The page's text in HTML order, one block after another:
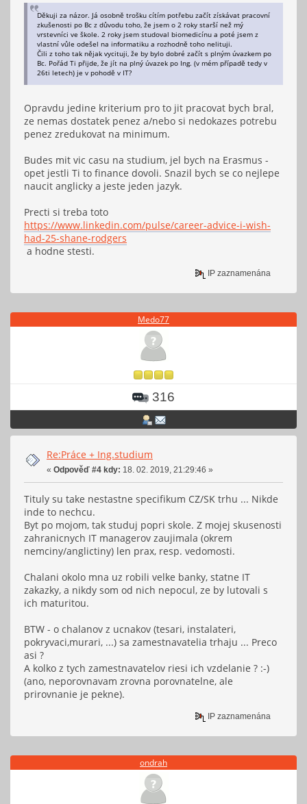
Děkuji za názor. Já osobně trošku cítím potřebu začít získávat pracovní
zkušenosti po Bc z důvodu toho, že jsem o 2 roky starší než mý
vrstevníci ve škole. 2 roky jsem studoval biomedicínu a poté jsem z
vlastní vůle odešel na informatiku a rozhodně toho nelituji.
Čili z toho tak nějak vycituji, že by bylo dobré začít s plným úvazkem po
Bc. Pořád Ti přijde, že jít na plný úvazek po Ing. (v mém případě tedy v
26ti letech) je v pohodě v IT?
Opravdu jedine kriterium pro to jit pracovat bych bral,
ze nemas dostatek penez a/nebo si nedokazes potrebu
penez zredukovat na minimum.
Budes mit vic casu na studium, jel bych na Erasmus -
opet jestli Ti to finance dovoli. Snazil bych se co nejlepe
naucit anglicky a jeste jeden jazyk.
Precti si treba toto
https://www.linkedin.com/pulse/career-advice-i-wish-
had-25-shane-rodgers
a hodne stesti.
IP zaznamenána
Medo77
316
Re:Práce + Ing.studium
« Odpověď #4 kdy: 18. 02. 2019, 21:29:46 »
Tituly su take nestastne specifikum CZ/SK trhu ... Nikde
inde to nechcu.
Byt po mojom, tak studuj popri skole. Z mojej skusenosti
zahranicnych IT managerov zaujimala (okrem
nemciny/anglictiny) len prax, resp. vedomosti.
Chalani okolo mna uz robili velke banky, statne IT
zakazky, a nikdy som od nich nepocul, ze by lutovali s
ich maturitou.
BTW - o chalanov z ucnakov (tesari, instalateri,
pokryvaci,murari, ...) sa zamestnavatelia trhaju ... Preco
asi ?
A kolko z tych zamestnavatelov riesi ich vzdelanie ? :-)
(ano, neporovnavam zrovna porovnatelne, ale
prirovnanie je pekne).
IP zaznamenána
ondrah